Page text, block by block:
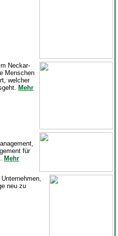
Neckar-
Menschen
welcher
Mehr
für
Mehr
neu zu